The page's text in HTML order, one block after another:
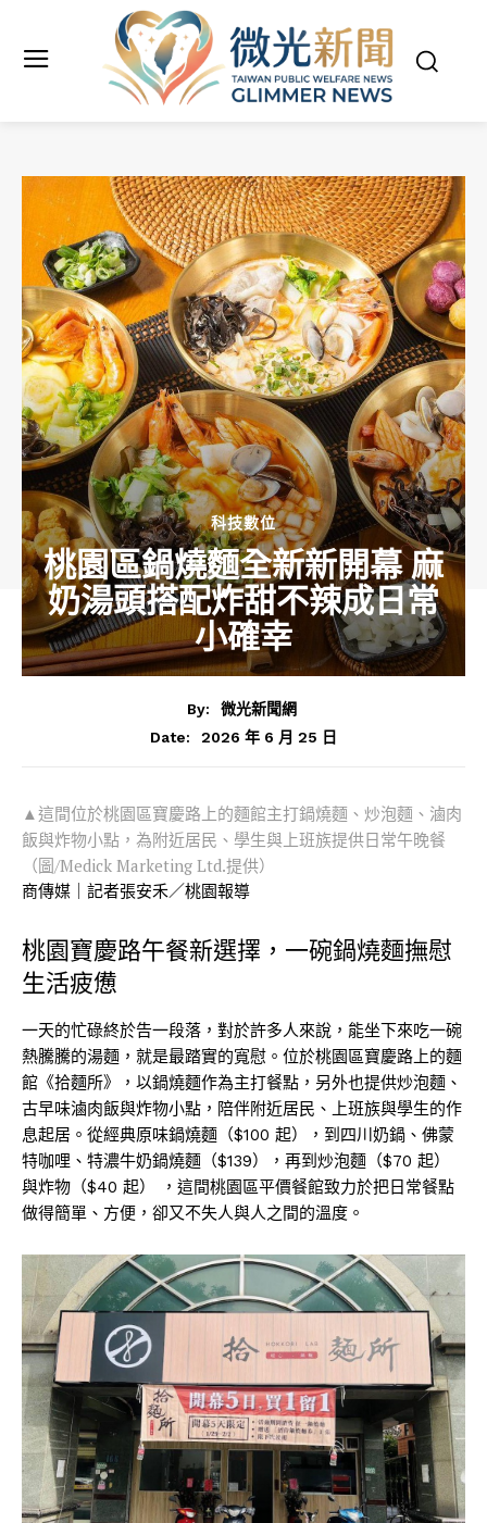
科技數位
桃園區鍋燒麵全新新開幕 麻
奶湯頭搭配炸甜不辣成日常
小確幸
By:
微光新聞網
Date:
2026 年 6 月 25 日
▲這間位於桃園區寶慶路上的麵館主打鍋燒麵、炒泡麵、滷肉
飯與炸物小點，為附近居民、學生與上班族提供日常午晚餐
（圖/Medick Marketing Ltd.提供）
商傳媒｜記者張安禾／桃園報導
桃園寶慶路午餐新選擇，一碗鍋燒麵撫慰
生活疲憊
一天的忙碌終於告一段落，對於許多人來說，能坐下來吃一碗
熱騰騰的湯麵，就是最踏實的寬慰。位於桃園區寶慶路上的麵
館《拾麵所》，以鍋燒麵作為主打餐點，另外也提供炒泡麵、
古早味滷肉飯與炸物小點，陪伴附近居民、上班族與學生的作
息起居。從經典原味鍋燒麵（$100 起），到四川奶鍋、佛蒙
特咖哩、特濃牛奶鍋燒麵（$139），再到炒泡麵（$70 起）
與炸物（$40 起） ，這間桃園區平價餐館致力於把日常餐點
做得簡單、方便，卻又不失人與人之間的溫度。